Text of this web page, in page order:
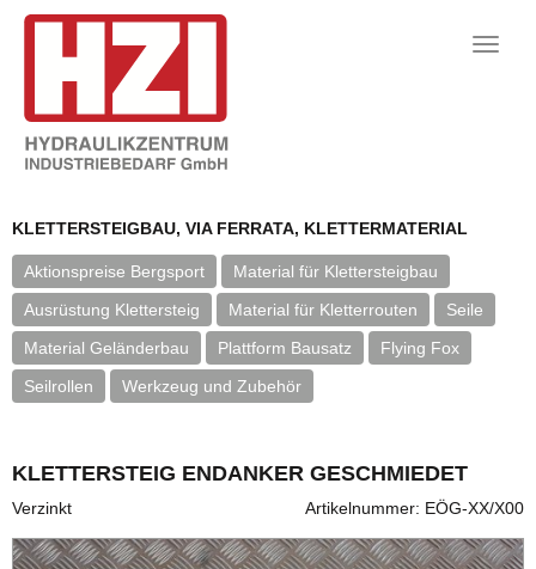
Toggle
KLETTERSTEIGBAU, VIA FERRATA, KLETTERMATERIAL
Aktionspreise Bergsport
Material für Klettersteigbau
Ausrüstung Klettersteig
Material für Kletterrouten
Seile
Material Geländerbau
Plattform Bausatz
Flying Fox
Seilrollen
Werkzeug und Zubehör
KLETTERSTEIG ENDANKER GESCHMIEDET
Verzinkt Artikelnummer: EÖG-XX/X00